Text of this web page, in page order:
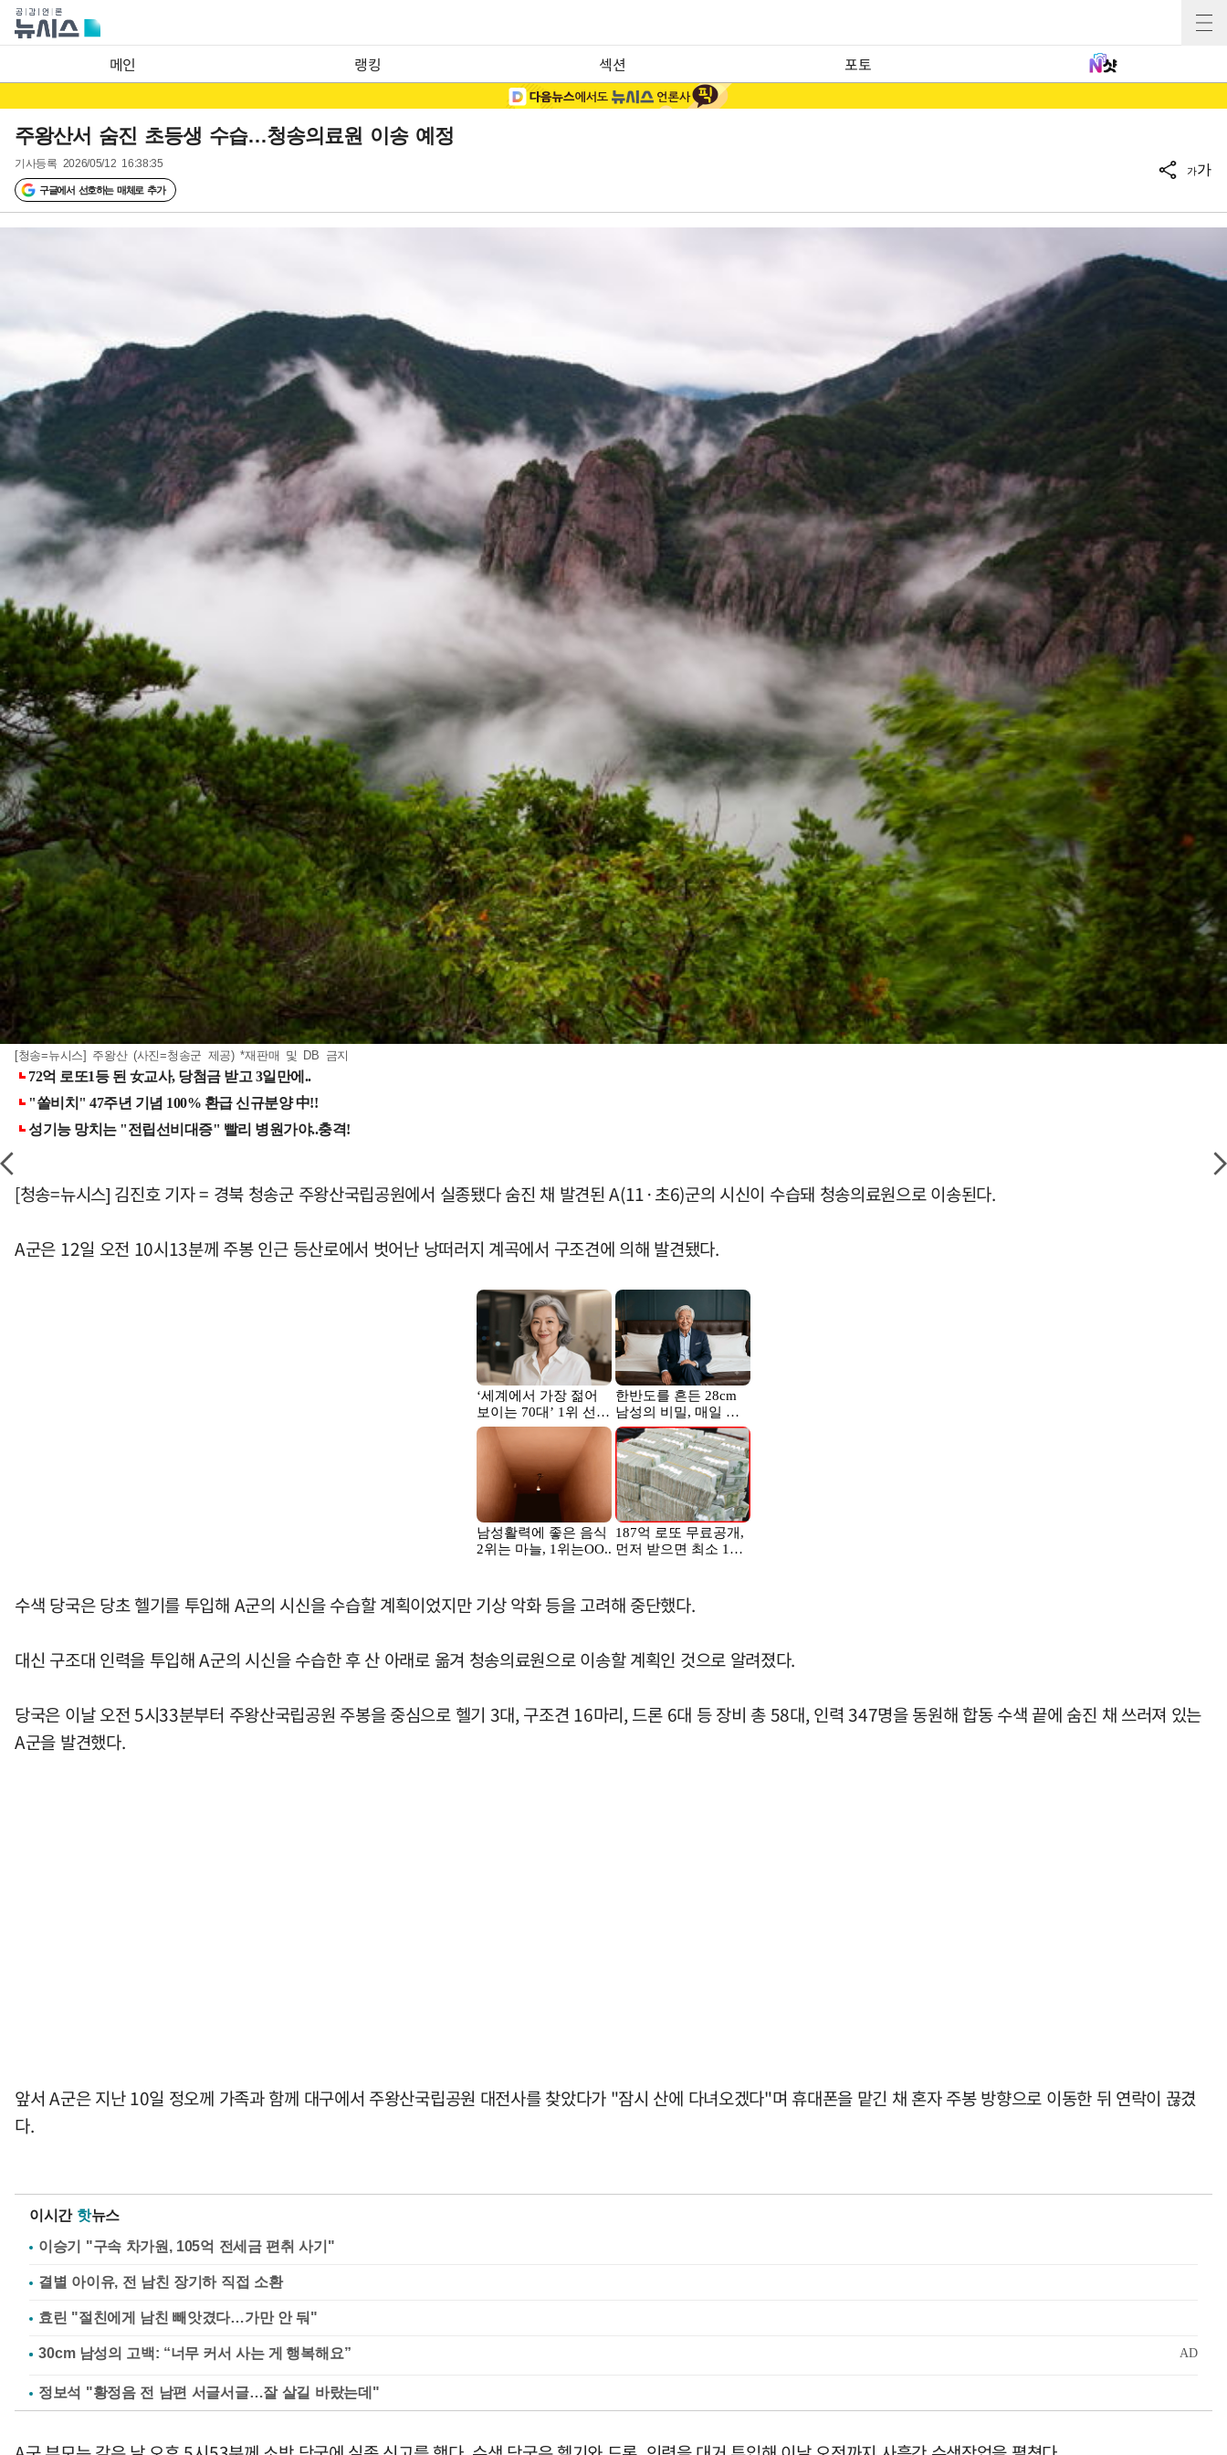
메인 랭킹 섹션 포토
주왕산서 숨진 초등생 수습…청송의료원 이송 예정
기사등록 2026/05/12 16:38:35
구글에서 선호하는 매체로 추가
가가
[청송=뉴시스] 주왕산 (사진=청송군 제공) *재판매 및 DB 금지
[청송=뉴시스] 김진호 기자 = 경북 청송군 주왕산국립공원에서 실종됐다 숨진 채 발견된 A(11·초6)군의 시신이 수습돼 청송의료원으로 이송된다.
A군은 12일 오전 10시13분께 주봉 인근 등산로에서 벗어난 낭떠러지 계곡에서 구조견에 의해 발견됐다.
수색 당국은 당초 헬기를 투입해 A군의 시신을 수습할 계획이었지만 기상 악화 등을 고려해 중단했다.
대신 구조대 인력을 투입해 A군의 시신을 수습한 후 산 아래로 옮겨 청송의료원으로 이송할 계획인 것으로 알려졌다.
당국은 이날 오전 5시33분부터 주왕산국립공원 주봉을 중심으로 헬기 3대, 구조견 16마리, 드론 6대 등 장비 총 58대, 인력 347명을 동원해 합동 수색 끝에 숨진 채 쓰러져 있는
A군을 발견했다.
앞서 A군은 지난 10일 정오께 가족과 함께 대구에서 주왕산국립공원 대전사를 찾았다가 "잠시 산에 다녀오겠다"며 휴대폰을 맡긴 채 혼자 주봉 방향으로 이동한 뒤 연락이 끊겼
다.
이시간 핫뉴스
이승기 "구속 차가원, 105억 전세금 편취 사기"
결별 아이유, 전 남친 장기하 직접 소환
효린 "절친에게 남친 빼앗겼다…가만 안 둬"
정보석 "황정음 전 남편 서글서글…잘 살길 바랐는데"